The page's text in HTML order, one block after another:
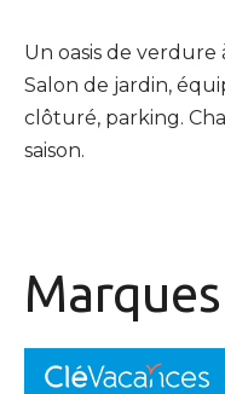
Un oasis de
Salon de jardin,
clôturé, parking.
saison.